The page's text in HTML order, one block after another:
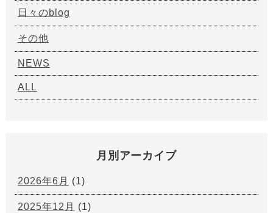
日々のblog
その他
NEWS
ALL
月別アーカイブ
2026年6月 (1)
2025年12月 (1)